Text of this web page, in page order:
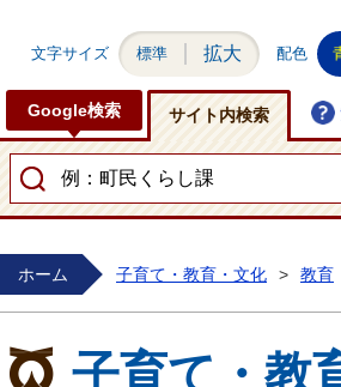
文字サイズ 標準 拡大 配色
Google検索 サイト内検索
ホーム 子育て・教育・文化 > 教育
子育て・教